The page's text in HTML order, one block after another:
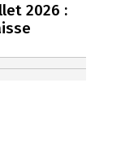
2026 :